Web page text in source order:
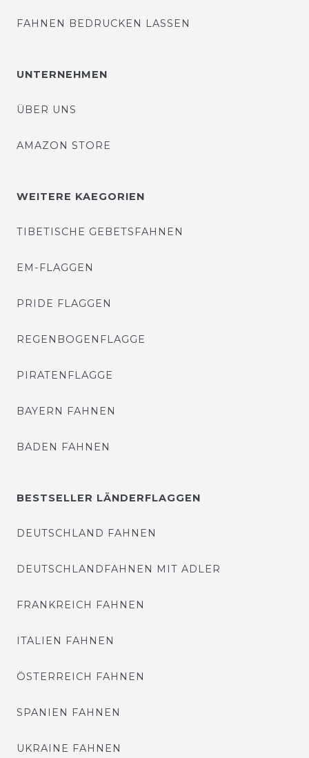
FAHNEN BEDRUCKEN LASSEN
UNTERNEHMEN
ÜBER UNS
AMAZON STORE
WEITERE KAEGORIEN
TIBETISCHE GEBETSFAHNEN
EM-FLAGGEN
PRIDE FLAGGEN
REGENBOGENFLAGGE
PIRATENFLAGGE
BAYERN FAHNEN
BADEN FAHNEN
BESTSELLER LÄNDERFLAGGEN
DEUTSCHLAND FAHNEN
DEUTSCHLANDFAHNEN MIT ADLER
FRANKREICH FAHNEN
ITALIEN FAHNEN
ÖSTERREICH FAHNEN
SPANIEN FAHNEN
UKRAINE FAHNEN